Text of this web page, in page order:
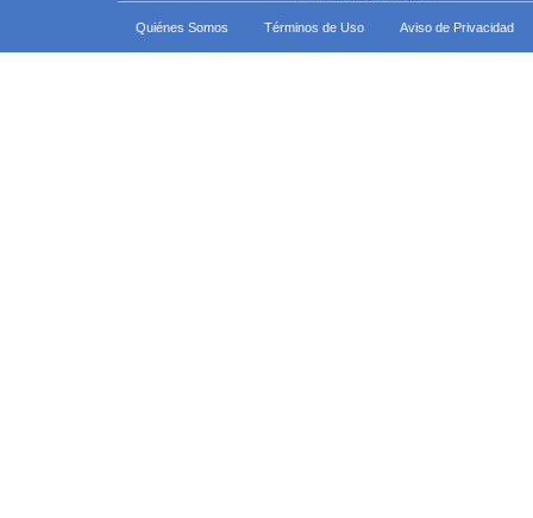
Quiénes Somos Términos de Uso Aviso de Privacidad